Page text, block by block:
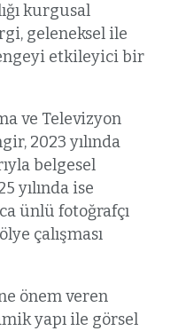
kurgusal
geleneksel ile
etkileyici bir
ve Televizyon
2023 yılında
belgesel
yılında ise
ünlü fotoğrafçı
çalışması
önem veren
yapı ile görsel